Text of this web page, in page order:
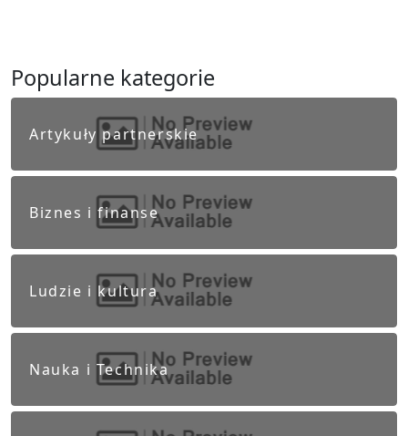
Popularne kategorie
Artykuły partnerskie
Biznes i finanse
Ludzie i kultura
Nauka i Technika